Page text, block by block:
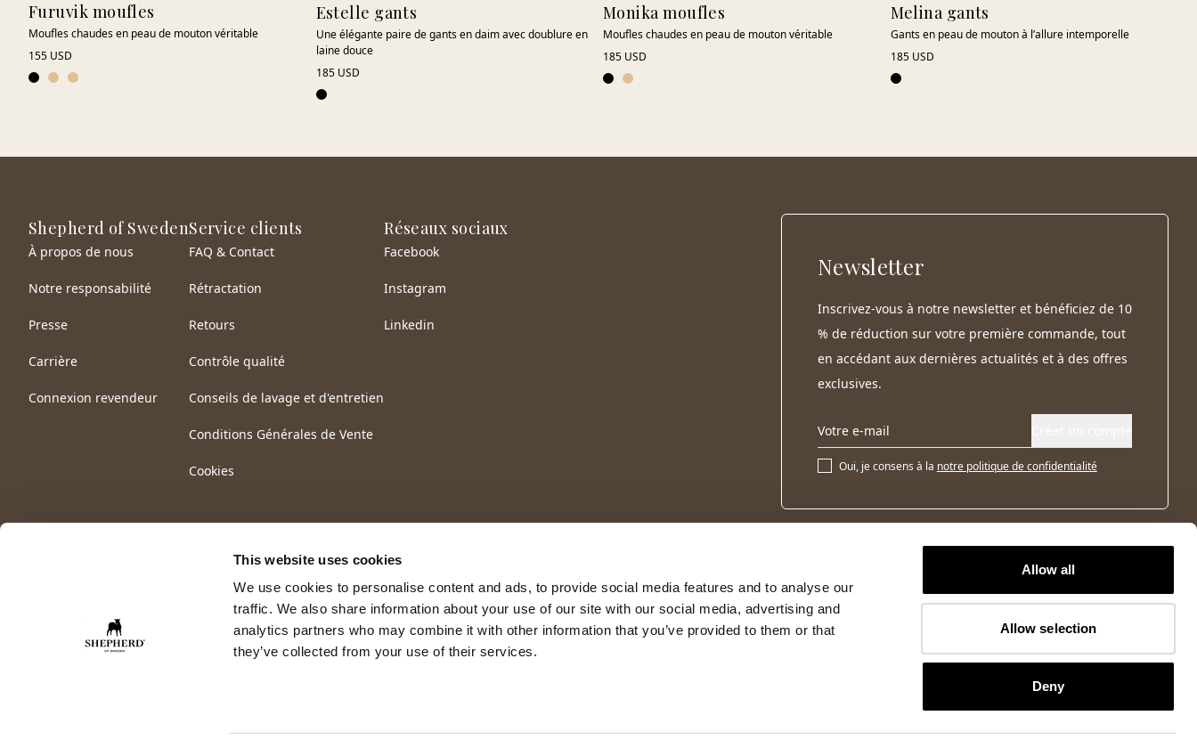
This website uses cookies
We use cookies to personalise content and ads, to provide social media features and to analyse our
traffic. We also share information about your use of our site with our social media, advertising and
analytics partners who may combine it with other information that you’ve provided to them or that
they’ve collected from your use of their services.
Allow all
Allow selection
Deny
Furuvik moufles
Moufles chaudes en peau de mouton véritable
155 USD
Estelle gants
Une élégante paire de gants en daim avec doublure en
laine douce
185 USD
Monika moufles
Moufles chaudes en peau de mouton véritable
185 USD
Melina gants
Gants en peau de mouton à l’allure intemporelle
185 USD
Shepherd of Sweden
À propos de nous
Notre responsabilité
Presse
Carrière
Connexion revendeur
Service clients
FAQ & Contact
Rétractation
Retours
Contrôle qualité
Conseils de lavage et d'entretien
Conditions Générales de Vente
Cookies
Réseaux sociaux
Facebook
Instagram
Linkedin
Newsletter
Inscrivez-vous à notre newsletter et bénéficiez de 10
% de réduction sur votre première commande, tout
en accédant aux dernières actualités et à des offres
exclusives.
Oui, je consens à la notre politique de confidentialité
© 2026 Shepherd of Sweden